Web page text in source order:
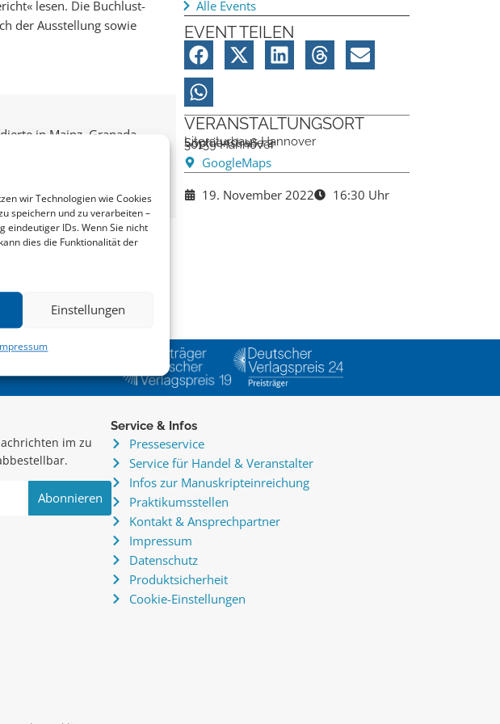
wir Technologien wie Cookies
speichern und zu verarbeiten –
eindeutiger IDs. Wenn Sie nicht
dies die Funktionalität der
Einstellungen
lesen. Die Buchlust-
der Ausstellung sowie
in Mainz, Granada
Instituts für
Alle Events
EVENT TEILEN
VERANSTALTUNGSORT
Literaturhaus Hannover
Sophienstraße 2
30159 Hannover
GoogleMaps
19. November 2022
16:30 Uhr
im zu
Service & Infos
Presseservice
Service für Handel & Veranstalter
Infos zur Manuskripteinreichung
Praktikumsstellen
Kontakt & Ansprechpartner
Impressum
Datenschutz
Produktsicherheit
Cookie-Einstellungen